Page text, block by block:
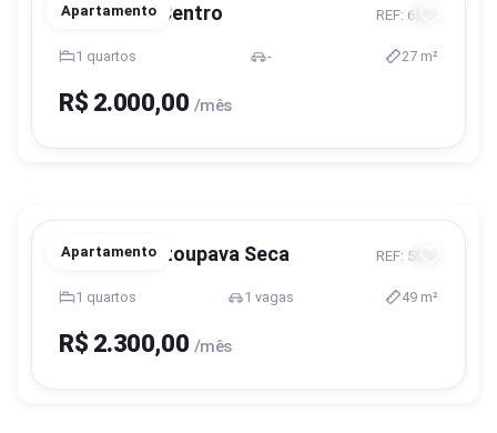
Apartamento
Blumenau, Centro REF: 6553
1 quartos - 27 m²
R$ 2.000,00 /mês
Apartamento
Blumenau, Itoupava Seca REF: 5955
1 quartos 1 vagas 49 m²
R$ 2.300,00 /mês